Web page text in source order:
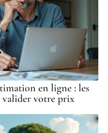
en ligne : les
valider votre prix